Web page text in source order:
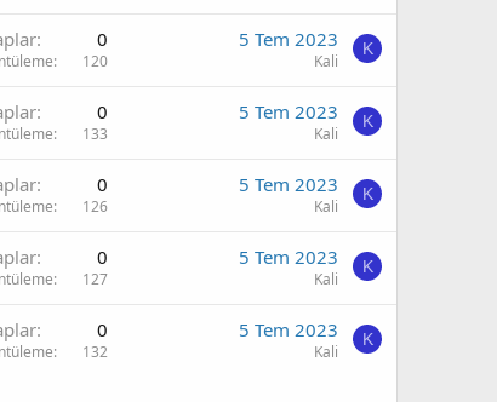
0
120
5 Tem 2023
Kali
K
0
133
5 Tem 2023
Kali
K
0
126
5 Tem 2023
Kali
K
0
127
5 Tem 2023
Kali
K
0
132
5 Tem 2023
Kali
K